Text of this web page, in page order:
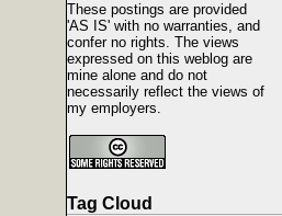
These postings are provided
'AS IS' with no warranties, and
confer no rights. The views
expressed on this weblog are
mine alone and do not
necessarily reflect the views of
my employers.
Tag Cloud